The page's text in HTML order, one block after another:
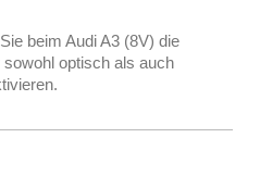
beim Audi A3 (8V) die
optisch als auch